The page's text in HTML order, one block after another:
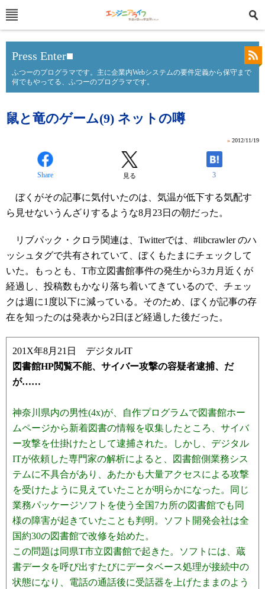
Press Enter■
ふつーのプログラマです。主に企業内Webシステムの要件定義から保守まで
何でもやってる、ふつーのプログラマです。
鼠と竜のゲーム(9) ネットの噂
» 2012/11/19
Share 見る 3
ぼくがその記事に気付いたのは、気温が低下する気配す
ら見せないうんざりするような8月23日の朝だった。
リブパック・クロラ関連は、Twitterでは、#libcrawler のハ
ッシュタグで共有されていて、ぼくもたまにチェックして
いた。もっとも、T市立図書館事件の発生から3カ月近くが
経過し、投稿数もかなり落ち着いてきているので、チェッ
クは週に1度以下に減っている。そのため、ぼくが記事の存
在を知ったのは発表から2日ほど経過した後だった。
201X年8月21日 デジタルIT
図書館HP閲覧不能、サイバー攻撃の容疑者逮捕、だ
が……
神奈川県内の男性(4x)が、自作プログラムで図書館ホー
ムページから新着図書の情報を収集したところ、サイバ
ー攻撃を仕掛けたとして逮捕された。しかし、デジタル
ITが依頼した専門家の解析によると、図書館側業務シス
テムに不具合があり、あたかも大量アクセスによる攻撃
を受けたように見えていたことが明らかになった。同じ
業務パッケージソフトを使う全国7カ所の図書館でも同
様の障害が起きていたことも判明。ソフト開発会社は全
国約30の図書館で改修を始めた。
この問題は同県T市立図書館で起きた。ソフトには、蔵
書データを呼び出すたびにデータベース処理が接続中の
状態になり、電話の通話後に受話器を上げたままのよう